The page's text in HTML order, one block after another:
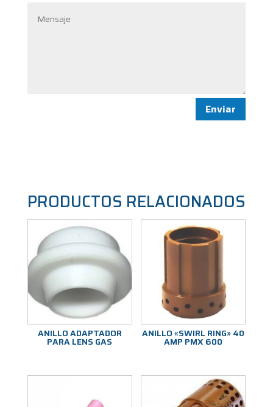
Enviar
PRODUCTOS RELACIONADOS
ANILLO ADAPTADOR
PARA LENS GAS
ANILLO «SWIRL RING» 40
AMP PMX 600